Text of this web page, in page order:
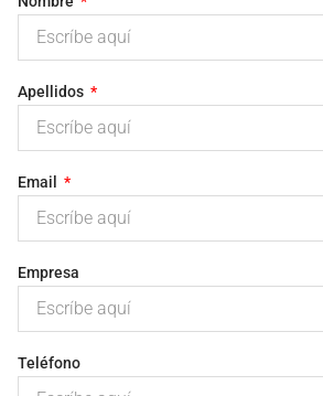
Apellidos
Email
Empresa
Teléfono